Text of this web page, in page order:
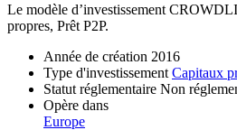
Le modèle d’investissement CROWDLI
propres, Prêt P2P.
Année de création 2016
Type d'investissement Capitaux
Statut réglementaire Non
Opère dans
Europe